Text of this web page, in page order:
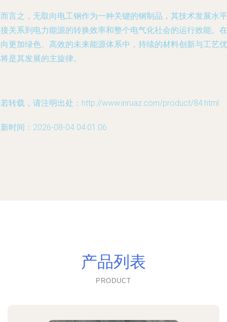
言之，无取向电工钢作为一种关键的钢制品，其技术发展水平
关系到电力能源的转换效率和整个电气化社会的运行效能。在
更加绿色、高效的未来能源体系中，持续的材料创新与工艺优
是其发展的主旋律。
转载，请注明出处：http://www.inruaz.com/product/84.html
时间：2026-08-04 04:01:06
产品列表
PRODUCT